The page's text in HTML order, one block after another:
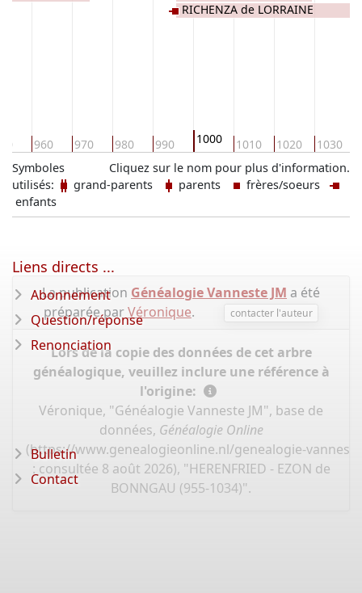
960 970 980 990 1000 1010 1020 1030
RICHENZA de LORRAINE
Cliquez sur le nom pour plus d'information.
Symboles
utilisés:
grand-parents parents
frères/soeurs
enfants
La publication Généalogie Vanneste JM a été
préparée parVéronique. contacter l'auteur
Lors de la copie des données de cet arbre
généalogique, veuillez inclure une référence à
l'origine:
Véronique, "Généalogie Vanneste JM", base de
données, Généalogie Online
(https://www.genealogieonline.nl/genealogie-
: consultée 8 août 2026), "HERENFRIED - EZON de
BONNGAU (955-1034)".
Liens directs ...
Abonnement
Question/réponse
Renonciation
Bulletin
Contact